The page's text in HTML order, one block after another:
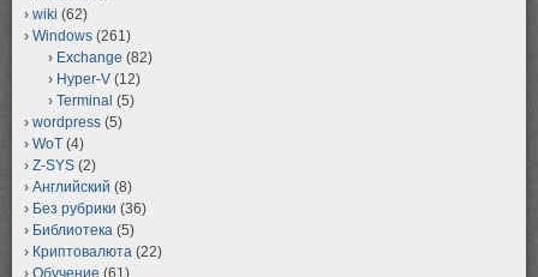
wiki (62)
Windows (261)
Exchange (82)
Hyper-V (12)
Terminal (5)
wordpress (5)
WoT (4)
Z-SYS (2)
Английский (8)
Без рубрики (36)
Библиотека (5)
Криптовалюта (22)
Обучение (61)